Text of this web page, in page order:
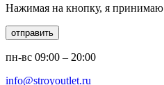
Нажимая на кнопку, я принимаю
отправить
пн-вс 09:00 – 20:00
info@stroyoutlet.ru